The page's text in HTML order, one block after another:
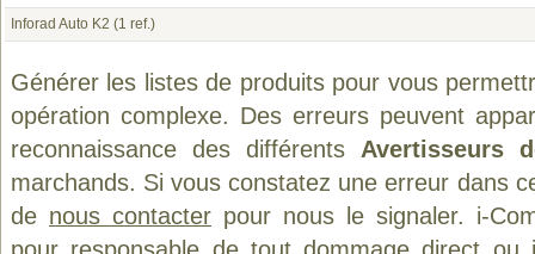
Inforad Auto K2 (1 ref.)
Générer les listes de produits pour vous
opération complexe. Des erreurs peuvent
reconnaissance des différents Avertisseurs
marchands. Si vous constatez une erreur dans
de nous contacter pour nous le signaler. i-